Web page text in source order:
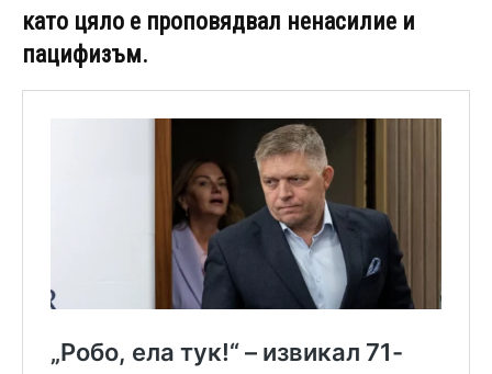
като цяло е проповядвал ненасилие и
пацифизъм.